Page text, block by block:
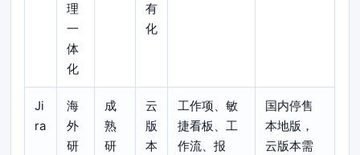
理
一
体
化
有
化
Ji
ra
海
外
研
成
熟
研
云
版
本
工作项、敏
捷看板、工
作流、报
国内停售
本地版，
云版本需